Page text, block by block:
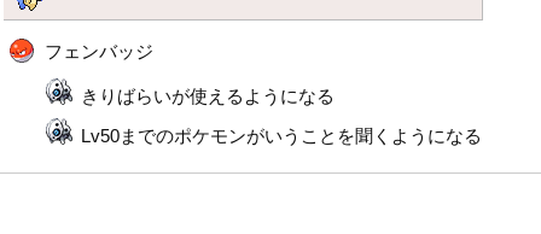
フェンバッジ
きりばらいが使えるようになる
Lv50までのポケモンがいうことを聞くようになる